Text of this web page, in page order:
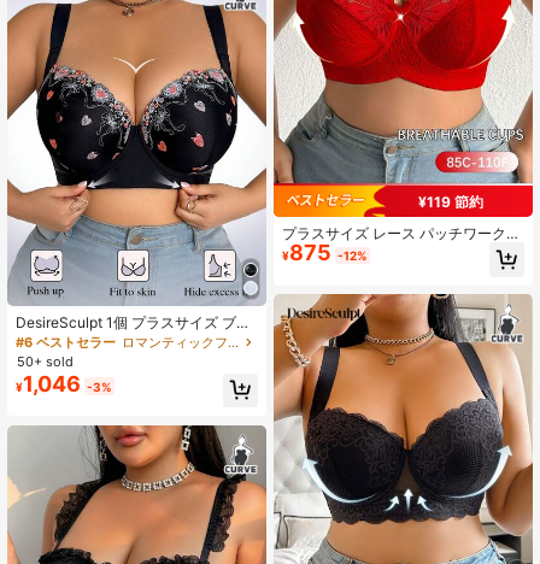
DesireSculpt 1個 プラスサイズ ブラ
ック ワイヤー入りレースブラ、快適
でサポート力のある幅広ストラップ
ブラ
#6 ベストセラー
ロマンティックフローラル プラスサイズのブラジャーとブラレット
50+ sold
¥1,046 -3%
¥119 節約
プラスサイズ レース パッチワーク
通気性 滑り止め サポート 調整可能
ストラップ シームレスブラ、様々な
¥875 -12%